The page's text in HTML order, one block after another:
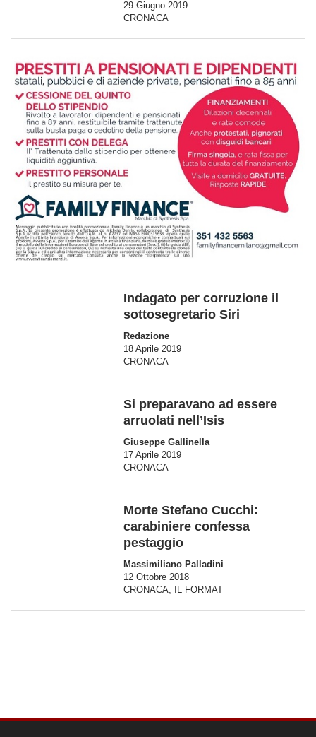
29 Giugno 2019
CRONACA
Indagato per corruzione il
sottosegretario Siri
Redazione
18 Aprile 2019
CRONACA
Si preparavano ad essere
arruolati nell’Isis
Giuseppe Gallinella
17 Aprile 2019
CRONACA
Morte Stefano Cucchi:
carabiniere confessa
pestaggio
Massimiliano Palladini
12 Ottobre 2018
CRONACA
IL FORMAT